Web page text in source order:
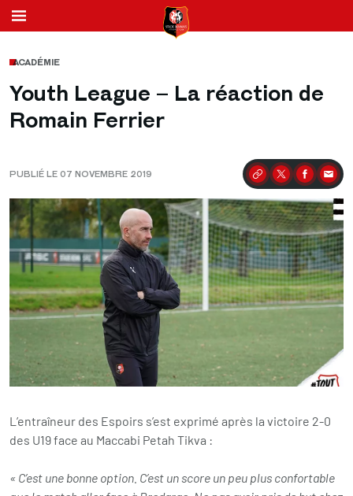
ACADÉMIE
Youth League – La réaction de
Romain Ferrier
PUBLIÉ LE 07 NOVEMBRE 2019 Partager
L’entraîneur des Espoirs s’est exprimé après la victoire 2-0
des U19 face au Maccabi Petah Tikva :
« C’est une bonne option. C’est un score un peu plus confortable